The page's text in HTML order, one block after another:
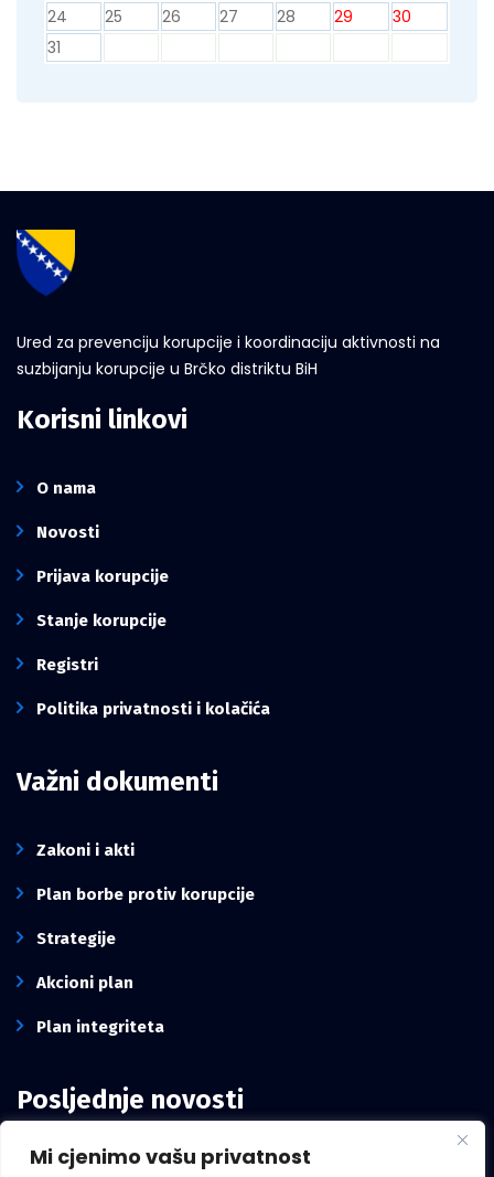
Mi cjenimo vašu privatnost
24
25 26 27 28 29
30
31
Ured za prevenciju korupcije i koordinaciju aktivnosti na
suzbijanju korupcije u Brčko distriktu BiH
Korisni linkovi
O nama
Novosti
Prijava korupcije
Stanje korupcije
Registri
Politika privatnosti i kolačića
Važni dokumenti
Zakoni i akti
Plan borbe protiv korupcije
Strategije
Akcioni plan
Plan integriteta
Posljednje novosti
Intervju pomoćnika ravnatelja Ureda, Mirze